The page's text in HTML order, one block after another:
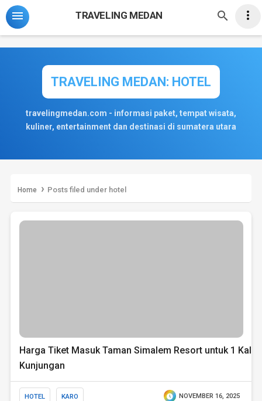
-->
 
TRAVELING MEDAN 
TRAVELING MEDAN: HOTEL
travelingmedan.com - informasi paket, tempat wisata,
kuliner, entertainment dan destinasi di sumatera utara
Home › Posts filed under hotel
Harga Tiket Masuk Taman Simalem Resort untuk 1 Kali
Kunjungan
HOTEL KARO NOVEMBER 16, 2025